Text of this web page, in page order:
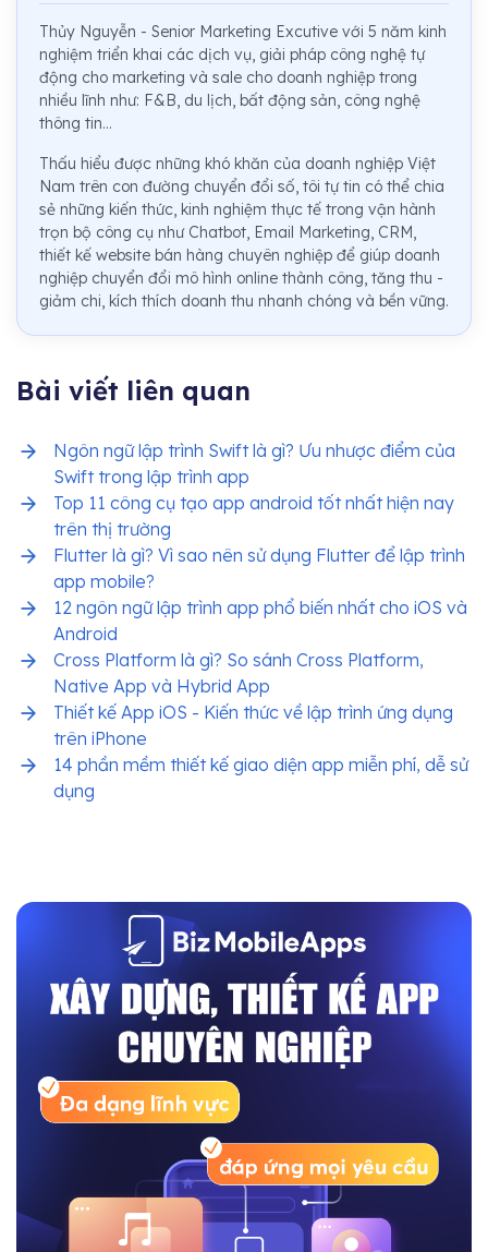
Thủy Nguyễn - Senior Marketing Excutive với 5 năm kinh
nghiệm triển khai các dịch vụ, giải pháp công nghệ tự
động cho marketing và sale cho doanh nghiệp trong
nhiều lĩnh như: F&B, du lịch, bất động sản, công nghệ
thông tin...
Thấu hiểu được những khó khăn của doanh nghiệp Việt
Nam trên con đường chuyển đổi số, tôi tự tin có thể chia
sẻ những kiến thức, kinh nghiệm thực tế trong vận hành
trọn bộ công cụ như Chatbot, Email Marketing, CRM,
thiết kế website bán hàng chuyên nghiệp để giúp doanh
nghiệp chuyển đổi mô hình online thành công, tăng thu -
giảm chi, kích thích doanh thu nhanh chóng và bền vững.
Bài viết liên quan
Ngôn ngữ lập trình Swift là gì? Ưu nhược điểm của
Swift trong lập trình app
Top 11 công cụ tạo app android tốt nhất hiện nay
trên thị trường
Flutter là gì? Vì sao nên sử dụng Flutter để lập trình
app mobile?
12 ngôn ngữ lập trình app phổ biến nhất cho iOS và
Android
Cross Platform là gì? So sánh Cross Platform,
Native App và Hybrid App
Thiết kế App iOS - Kiến thức về lập trình ứng dụng
trên iPhone
14 phần mềm thiết kế giao diện app miễn phí, dễ sử
dụng